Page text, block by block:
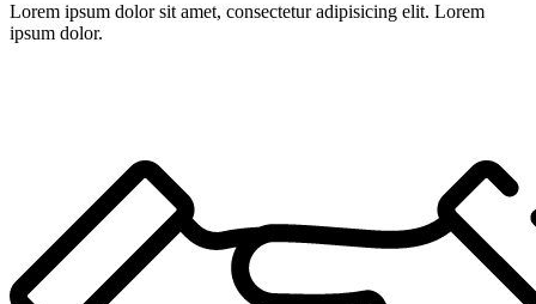
Lorem ipsum dolor sit amet, consectetur adipisicing elit. Lorem
ipsum dolor.